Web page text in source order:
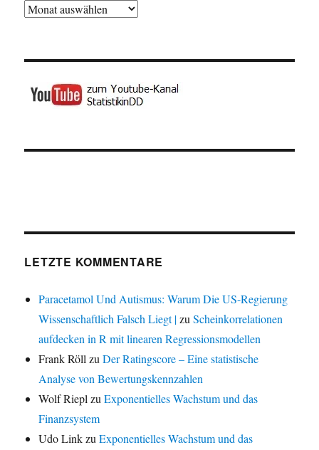
Archiv
LETZTE KOMMENTARE
Paracetamol Und Autismus: Warum Die US-Regierung
Wissenschaftlich Falsch Liegt |zuScheinkorrelationen
aufdecken in R mit linearen Regressionsmodellen
Frank RöllzuDer Ratingscore – Eine statistische
Analyse von Bewertungskennzahlen
Wolf RieplzuExponentielles Wachstum und das
Finanzsystem
Udo LinkzuExponentielles Wachstum und das